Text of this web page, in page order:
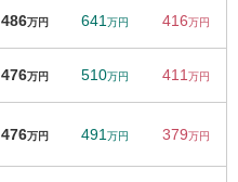
486万円 641 万円 416万円
476万円 510万円 411 万円
476万円 491 万円 379万円